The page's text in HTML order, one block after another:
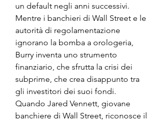
un default negli anni successivi.
Mentre i banchieri di Wall Street e le
autorità di regolamentazione
ignorano la bomba a orologeria,
Burry inventa uno strumento
finanziario, che sfrutta la crisi dei
subprime, che crea disappunto tra
gli investitori dei suoi fondi.
Quando Jared Vennett, giovane
banchiere di Wall Street, riconosce il